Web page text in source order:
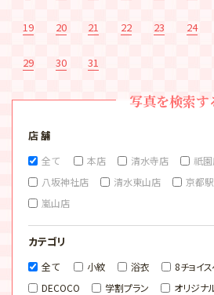
19 20 21 22 23 24
29 30 31
写真を検索す
店 舗
全て 本店 清水寺店 祇
八坂神社店
清水東山店 京都
嵐山店
カテゴリ
全て 小紋 浴衣
8チョイ
DECOCO
学割プラン
オリジナ